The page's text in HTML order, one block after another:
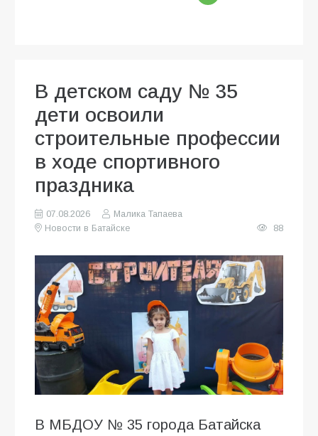
В детском саду № 35
дети освоили
строительные профессии
в ходе спортивного
праздника
07.08.2026
Малика Тапаева
Новости в Батайске
88
В МБДОУ № 35 города Батайска